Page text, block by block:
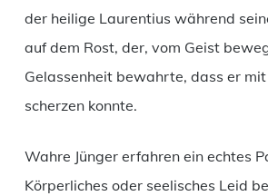
der heilige Laurentius während
auf dem Rost, der, vom Geist
Gelassenheit bewahrte, dass er
scherzen konnte.
Wahre Jünger erfahren ein echtes
Körperliches oder seelisches Leid